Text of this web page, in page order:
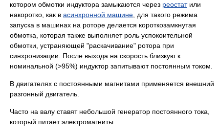
котором обмотки индуктора замыкаются через реостатили
накоротко, как в асинхронной машине, для такого режима
запуска в машинах на роторе делается короткозамкнутая
обмотка, которая также выполняет роль успокоительной
обмотки, устраняющей "раскачивание" ротора при
синхронизации. После выхода на скорость близкую к
номинальной (>95%) индуктор запитывают постоянным током.
В двигателях с постоянными магнитами применяется внешний
разгонный двигатель.
Часто на валу ставят небольшой генератор постоянного тока,
который питает электромагниты.